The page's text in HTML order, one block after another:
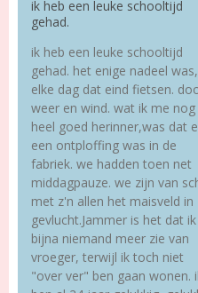
ik heb een leuke schooltijd
gehad.
ik heb een leuke schooltijd
gehad. het enige nadeel was,
elke dag dat eind fietsen.
weer en wind. wat ik me nog
heel goed herinner,was dat
een ontploffing was in de
fabriek. we hadden toen net
middagpauze. we zijn van
met z'n allen het maisveld in
gevlucht.Jammer is het dat ik
bijna niemand meer zie van
vroeger, terwijl ik toch niet
"over ver" ben gaan wonen.